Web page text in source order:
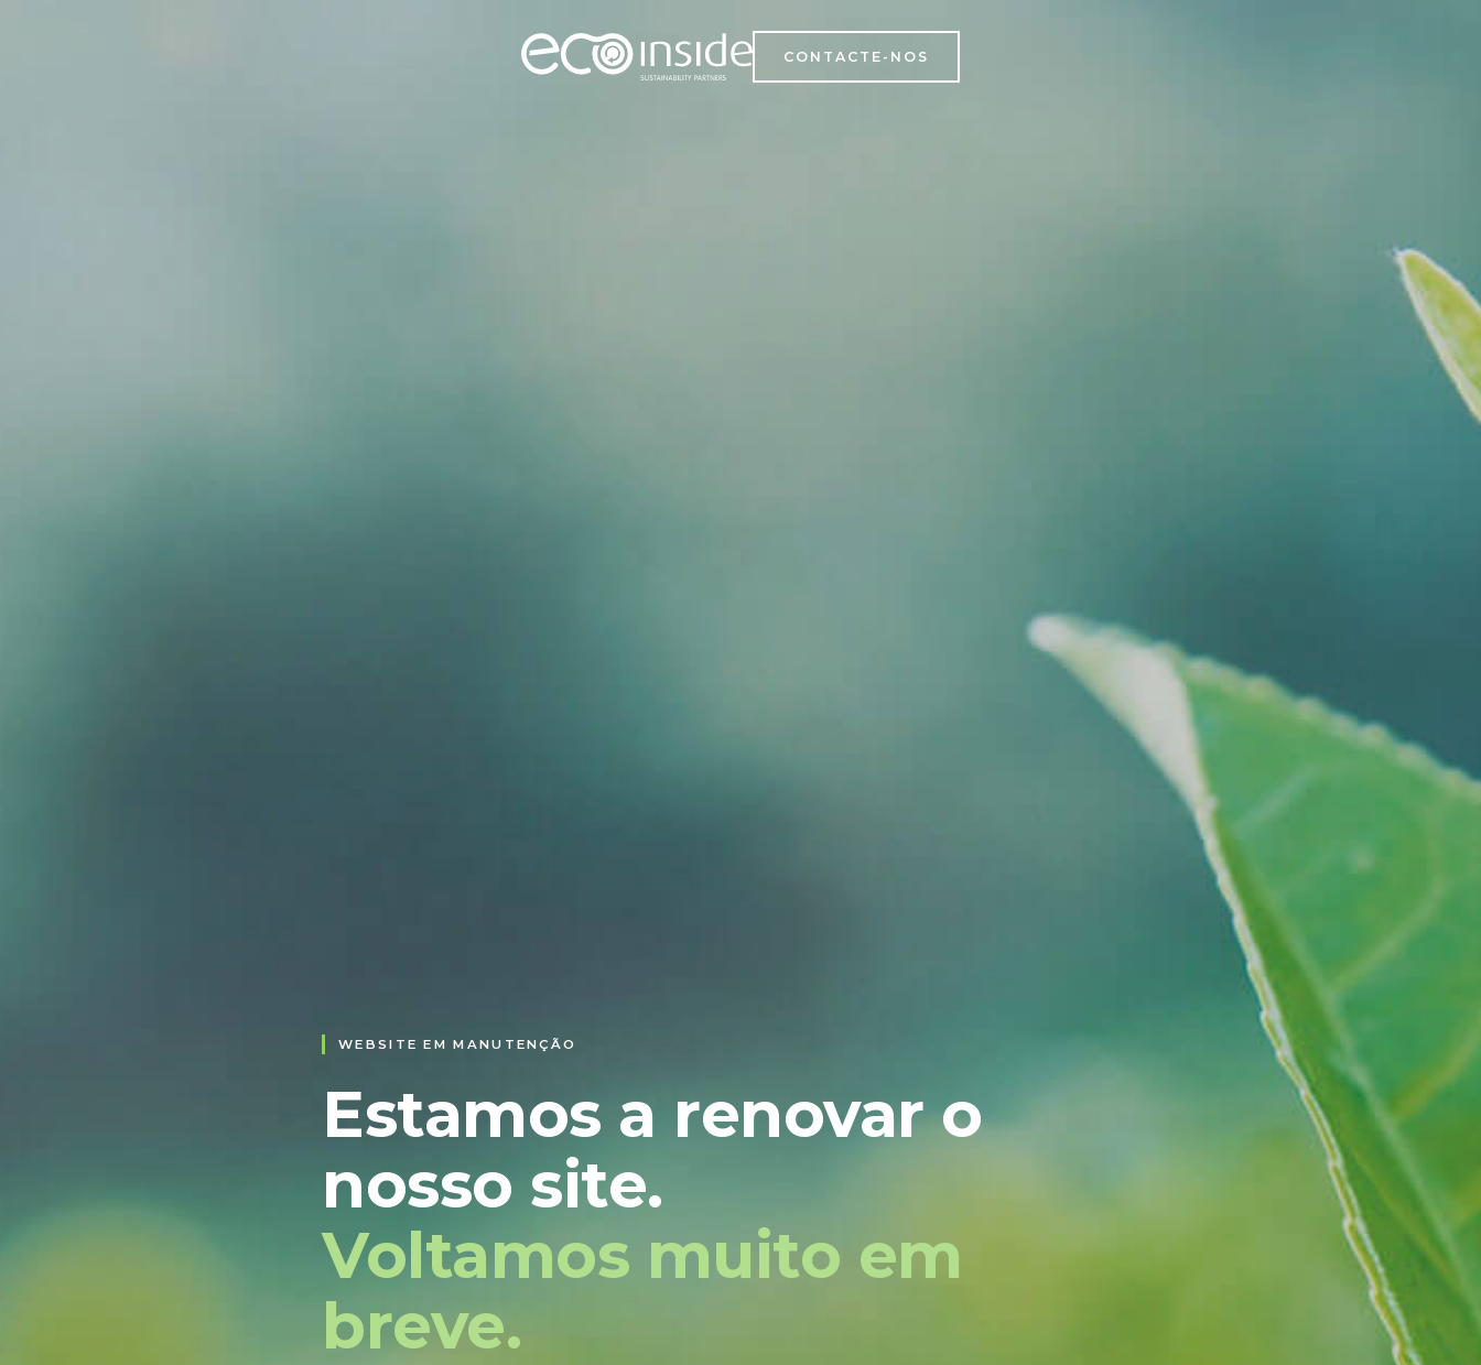
CONTACTE-NOS
WEBSITE EM MANUTENÇÃO
Estamos a renovar o
nosso site.
Voltamos muito em
breve.